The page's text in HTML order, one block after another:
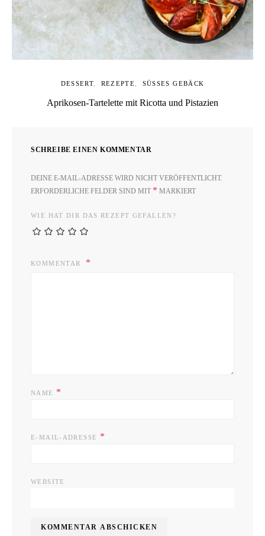
DESSERT REZEPTE SÜSSES GEBÄCK
Aprikosen-Tartelette mit Ricotta und Pistazien
SCHREIBE EINEN KOMMENTAR
DEINE E-MAIL-ADRESSE WIRD NICHT VERÖFFENTLICHT.
ERFORDERLICHE FELDER SIND MIT * MARKIERT
WIE HAT DIR DAS REZEPT GEFALLEN?
KOMMENTAR
NAME *
E-MAIL-ADRESSE *
WEBSITE